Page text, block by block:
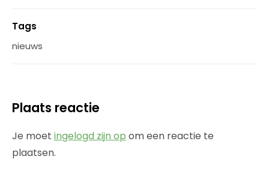
Tags
nieuws
Plaats reactie
Je moet ingelogd zijn op om een reactie te
plaatsen.